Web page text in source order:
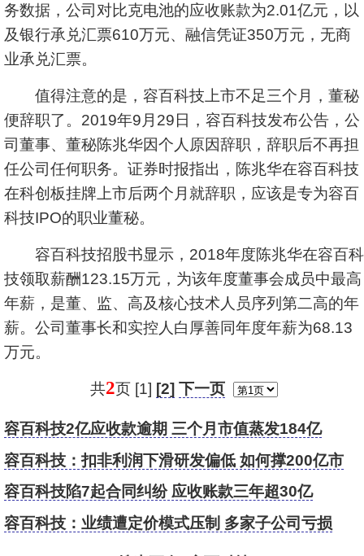
务数据，公司对比克电池的应收账款为2.01亿元，以
及银行承兑汇票610万元、融信凭证350万元，无商
业承兑汇票。
值得注意的是，容百科技上市不足三个月，董秘
便辞职了。2019年9月29日，容百科技发布公告，公
司董事、董秘陈兆华因个人原因辞职，辞职后不再担
任公司任何职务。证券时报指出，陈兆华在容百科技
在科创板挂牌上市后两个月就辞职，应该是专为容百
科技IPO的职业董秘。
容百科技招股书显示，2018年度陈兆华在容百科
技领取薪酬123.15万元，为该年度董事会成员中最高
年薪，是董、监、高及核心技术人员序列第二高的年
薪。公司董事长和实控人白厚善同年度年薪为68.13
万元。
共2页 [1] [2] 下一页
容百科技2亿应收款逾期 三个月市值蒸发184亿
容百科技：扣非利润下滑研发偏低 如何撑200亿市
值？
容百科技陷7起合同纠纷 应收账款三年超30亿
容百科技：业绩遭定价模式压制 多家子公司亏损